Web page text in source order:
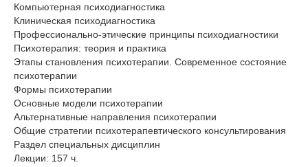
Компьютерная психодиагностика
Клиническая психодиагностика
Профессионально-этические принципы психодиагностики
Психотерапия: теория и практика
Этапы становления психотерапии. Современное состояние
психотерапии
Формы психотерапии
Основные модели психотерапии
Альтернативные направления психотерапии
Общие стратегии психотерапевтического консультирования
Раздел специальных дисциплин
Лекции: 157 ч.